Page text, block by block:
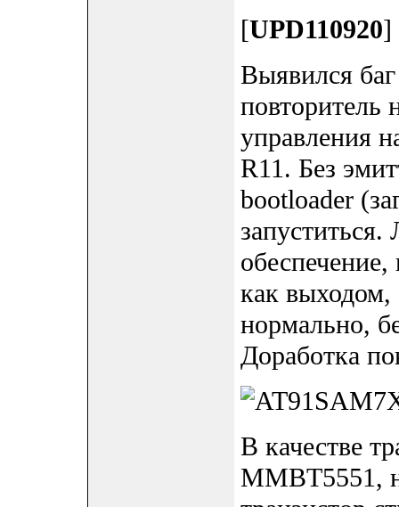
[UPD110920]
Выявился
повторитель
управления
R11. Без
bootloader
как выходом,
нормально,
Доработка
В качестве
MMBT5551,